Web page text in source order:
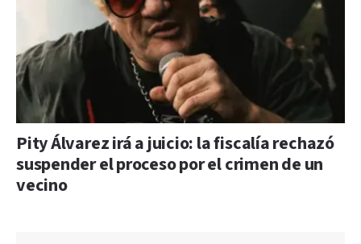
Pity Álvarez irá a juicio: la fiscalía rechazó
suspender el proceso por el crimen de un
vecino